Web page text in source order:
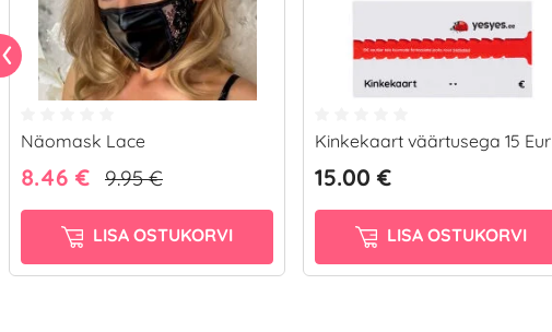
Näomask Lace
8.46 € 9.95 €
LISA OSTUKORVI
Kinkekaart väärtusega 15 Eur
15.00 €
LISA OSTUKORVI